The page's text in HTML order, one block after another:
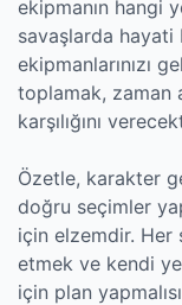
ekipmanın hangi
savaşlarda hayati
ekipmanlarınızı
toplamak, zaman
karşılığını
Özetle, karakter
doğru seçimler
için elzemdir. Her
etmek ve kendi
için plan